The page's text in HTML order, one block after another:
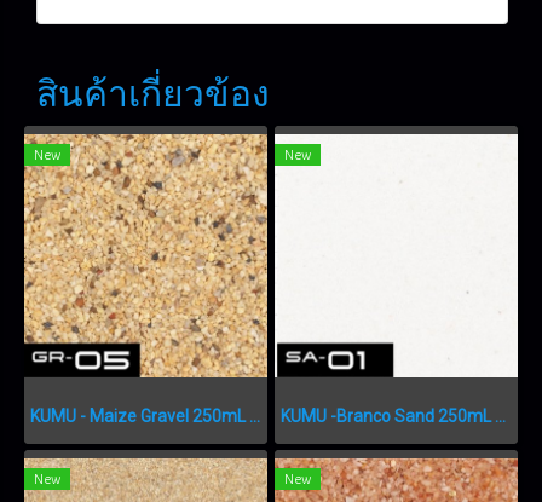
สินค้าเกี่ยวข้อง
New
KUMU - Maize Gravel 250mL GR-05
New
KUMU -Branco Sand 250mL SA-01
New New